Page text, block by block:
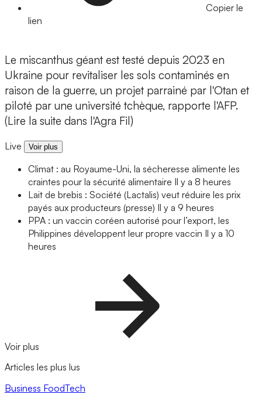
Copier le
lien
Le miscanthus géant est testé depuis 2023 en
Ukraine pour revitaliser les sols contaminés en
raison de la guerre, un projet parrainé par l'Otan et
piloté par une université tchèque, rapporte l'AFP.
(Lire la suite dans l'Agra Fil)
Live Voir plus
Climat : au Royaume-Uni, la sécheresse alimente les
craintes pour la sécurité alimentaire Il y a 8 heures
Lait de brebis : Société (Lactalis) veut réduire les prix
payés aux producteurs (presse) Il y a 9 heures
PPA : un vaccin coréen autorisé pour l’export, les
Philippines développent leur propre vaccin Il y a 10
heures
Voir plus
Articles les plus lus
Business FoodTech